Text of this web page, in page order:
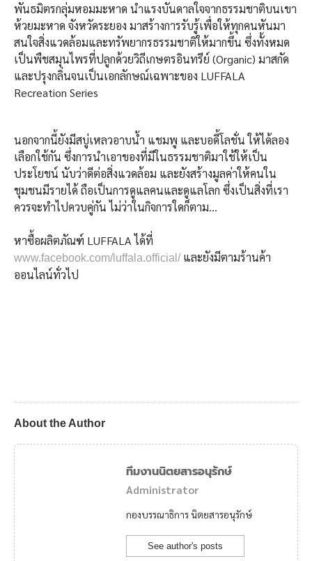
พันธมิตรกลุ่มหอมมะหาด นำแรงบันดาลใจจากธรรมชาติบนเขา
ห้วยมะหาด จังหวัดระยอง มาสร้างการรับรู้เพื่อให้ทุกคนหันมา
สนใจสิ่งแวดล้อมและทรัพยากรธรรมชาติให้มากขึ้น ซึ่งทั้งหมด
เป็นพืชสมุนไพรที่ปลูกด้วยวิถีเกษตรอินทรีย์ (Organic) มาสกัด
และปรุงกลิ่นจนเป็นเอกลักษณ์เฉพาะของ LUFFALA
Recreation Series
นอกจากนี้ยังมีสบู่เหลวอาบน้ำ แชมพู และบอดี้โลชั่น ให้ได้ลอง
เลือกใช้กัน ซึ่งการนำเอาของที่มีในธรรมชาติมาใช้ให้เป็น
ประโยชน์ นับว่าดีต่อสิ่งแวดล้อม และยังสร้างมูลค่าให้คนใน
ชุมชนมีรายได้ ถือเป็นการดูแลคนและดูแลโลก ซึ่งเป็นสิ่งที่เรา
ควรจะทำไปควบคู่กัน ไม่ว่าในกิจการใดก็ตาม…
หาซื้อผลิตภัณฑ์ LUFFALA ได้ที่
www.facebook.com/luffala.official/และยังมีตามร้านค้า
ออนไลน์ทั่วไป
About the Author
ทีมงานนิตยสารอนุรักษ์
Administrator
กองบรรณาธิการ นิตยสารอนุรักษ์
See author's posts